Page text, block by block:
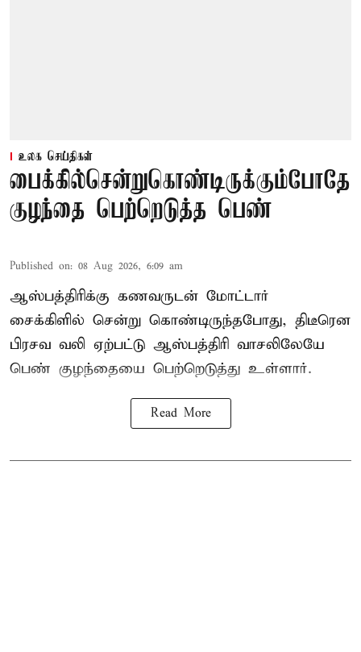
உலக செய்திகள்
பைக்கில்சென்றுகொண்டிருக்கும்போதே
குழந்தை பெற்றெடுத்த பெண்
Published on: 08 Aug 2026, 6:09 am
ஆஸ்பத்திரிக்கு கணவருடன் மோட்டார்
சைக்கிளில் சென்று கொண்டிருந்தபோது, திடீரென
பிரசவ வலி ஏற்பட்டு ஆஸ்பத்திரி வாசலிலேயே
பெண் குழந்தையை பெற்றெடுத்து உள்ளார்.
Read More